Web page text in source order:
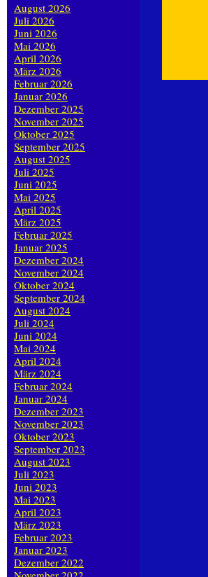
August 2026
Juli 2026
Juni 2026
Mai 2026
April 2026
März 2026
Februar 2026
Januar 2026
Dezember 2025
November 2025
Oktober 2025
September 2025
August 2025
Juli 2025
Juni 2025
Mai 2025
April 2025
März 2025
Februar 2025
Januar 2025
Dezember 2024
November 2024
Oktober 2024
September 2024
August 2024
Juli 2024
Juni 2024
Mai 2024
April 2024
März 2024
Februar 2024
Januar 2024
Dezember 2023
November 2023
Oktober 2023
September 2023
August 2023
Juli 2023
Juni 2023
Mai 2023
April 2023
März 2023
Februar 2023
Januar 2023
Dezember 2022